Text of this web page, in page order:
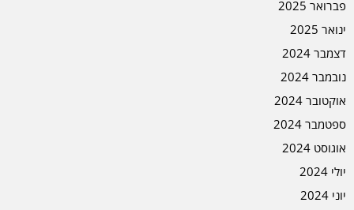
פברואר 2025
ינואר 2025
דצמבר 2024
נובמבר 2024
אוקטובר 2024
ספטמבר 2024
אוגוסט 2024
יולי 2024
יוני 2024